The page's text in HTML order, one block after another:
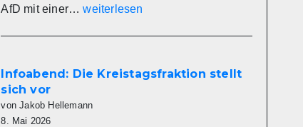
AfD mit einer…AfD
im
Miltenberg
Arbeit
weiterlesen
Infoabend: Die Kreistagsfraktion stellt
sich vor
von Jakob Hellemann
8. Mai 2026